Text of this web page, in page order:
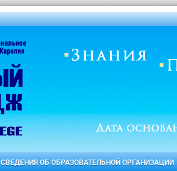
СВЕДЕНИЯ ОБ ОБРАЗОВАТЕЛЬНОЙ ОРГАНИЗАЦИИ